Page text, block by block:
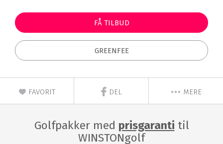
FÅ TILBUD
GREENFEE
FAVORIT DEL MERE
Golfpakker med prisgaranti til
WINSTONgolf